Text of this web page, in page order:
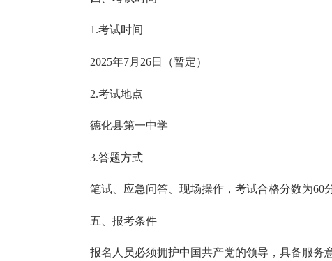
1.考试时间
2025年7月26日（暂定）
2.考试地点
德化县第一中学
3.答题方式
笔试、应急问答、现场操作，考试合格分数为60
五、报考条件
报名人员必须拥护中国共产党的领导，具备服务